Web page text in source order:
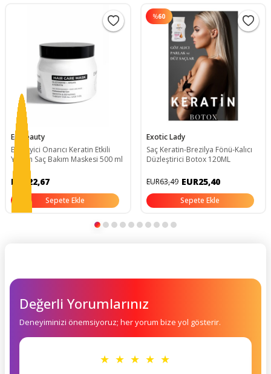
Embeauty
Besleyici Onarıcı Keratin Etkili
Yoğun Saç Bakım Maskesi 500 ml
EUR22,67
Sepete Ekle
%60
Exotic Lady
Saç Keratin-Brezilya Fönü-Kalıcı
Düzleştirici Botox 120ML
EUR63,49 EUR25,40
Sepete Ekle
Değerli Yorumlarınız
Deneyiminizi önemsiyoruz; her yorum bize yol gösterir.
★ ★ ★ ★ ★